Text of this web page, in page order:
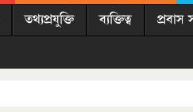
তথ্যপ্রযুক্তি ব্যক্তিত্ব প্রবাস